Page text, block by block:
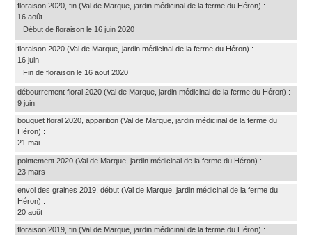
floraison 2020, fin (Val de Marque, jardin médicinal de la ferme du Héron) :
16 août
Début de floraison le 16 juin 2020
floraison 2020 (Val de Marque, jardin médicinal de la ferme du Héron) :
16 juin
Fin de floraison le 16 aout 2020
débourrement floral 2020 (Val de Marque, jardin médicinal de la ferme du Héron) :
9 juin
bouquet floral 2020, apparition (Val de Marque, jardin médicinal de la ferme du
Héron) :
21 mai
pointement 2020 (Val de Marque, jardin médicinal de la ferme du Héron) :
23 mars
envol des graines 2019, début (Val de Marque, jardin médicinal de la ferme du
Héron) :
20 août
floraison 2019, fin (Val de Marque, jardin médicinal de la ferme du Héron) :